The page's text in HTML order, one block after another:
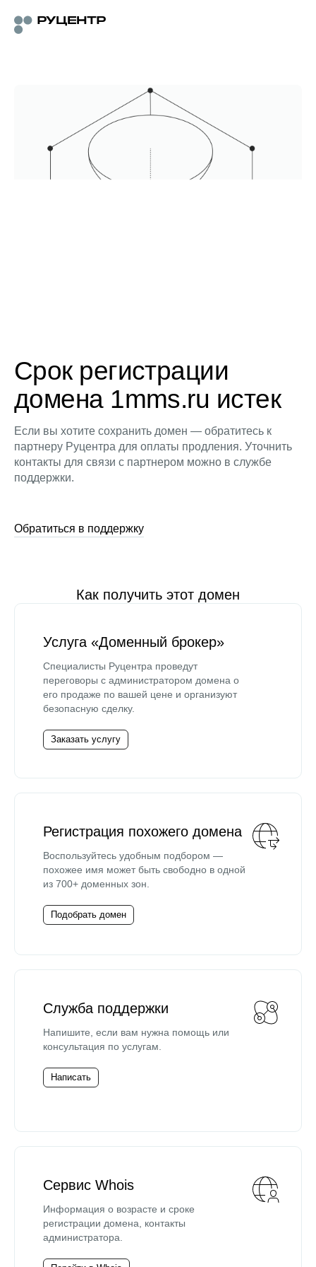
Срок регистрации
домена 1mms.ru истек
Если вы хотите сохранить домен — обратитесь к
партнеру Руцентра для оплаты продления. Уточнить
контакты для связи с партнером можно в службе
поддержки.
Обратиться в поддержку
Как получить этот домен
Услуга «Доменный брокер»
Специалисты Руцентра проведут
переговоры с администратором домена о
его продаже по вашей цене и организуют
безопасную сделку.
Заказать услугу
Регистрация похожего домена
Воспользуйтесь удобным подбором —
похожее имя может быть свободно в одной
из 700+ доменных зон.
Подобрать домен
Служба поддержки
Напишите, если вам нужна помощь или
консультация по услугам.
Написать
Сервис Whois
Информация о возрасте и сроке
регистрации домена, контакты
администратора.